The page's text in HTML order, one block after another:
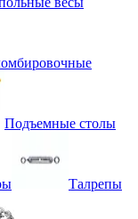
Подъемные столы
Талрепы